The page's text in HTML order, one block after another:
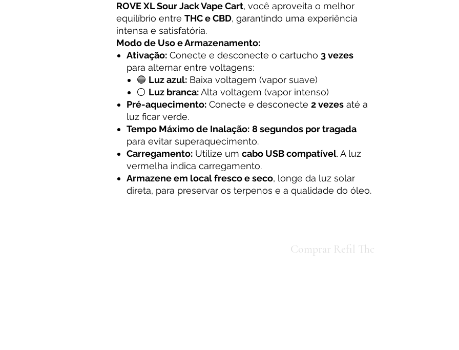
ROVE XL Sour Jack Vape Cart, você aproveita o melhor
equilíbrio entre THC e CBD, garantindo uma experiência
intensa e satisfatória.
Modo de Uso e Armazenamento:
Ativação: Conecte e desconecte o cartucho 3 vezes
para alternar entre voltagens:
🔵 Luz azul: Baixa voltagem (vapor suave)
⚪ Luz branca:Alta voltagem (vapor intenso)
Pré-aquecimento: Conecte e desconecte 2 vezes até a
luz ficar verde.
Tempo Máximo de Inalação: 8 segundos por tragada
para evitar superaquecimento.
Carregamento: Utilize um cabo USB compatível. A luz
vermelha indica carregamento.
Armazene em local fresco e seco, longe da luz solar
direta, para preservar os terpenos e a qualidade do óleo.
Comprar Refil Thc